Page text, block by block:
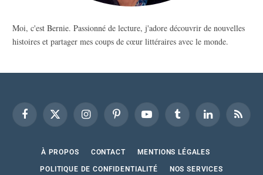
Moi, c'est Bernie. Passionné de lecture, j'adore découvrir de nouvelles
histoires et partager mes coups de cœur littéraires avec le monde.
FacebookX
InstagramPinterest YouTube Tumblr LinkedInRSS
À PROPOS CONTACT MENTIONS LÉGALES
POLITIQUE DE CONFIDENTIALITÉ NOS SERVICES